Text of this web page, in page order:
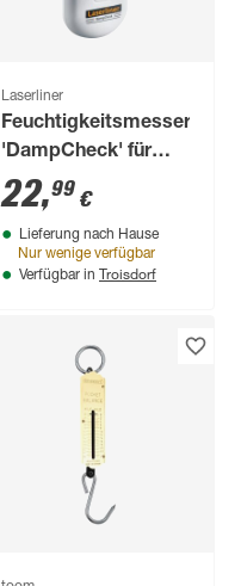
Laserliner
Feuchtigkeitsmesser
'DampCheck' für
Holz
22,99 €
Lieferung nach Hause
Nur wenige verfügbar
Verfügbar in Troisdorf